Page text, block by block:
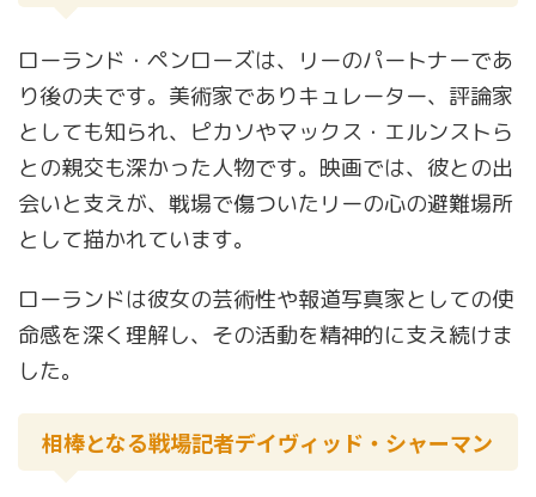
ローランド・ペンローズは、リーのパートナーであ
り後の夫です。美術家でありキュレーター、評論家
としても知られ、ピカソやマックス・エルンストら
との親交も深かった人物です。映画では、彼との出
会いと支えが、戦場で傷ついたリーの心の避難場所
として描かれています。
ローランドは彼女の芸術性や報道写真家としての使
命感を深く理解し、その活動を精神的に支え続けま
した。
相棒となる戦場記者デイヴィッド・シャーマン